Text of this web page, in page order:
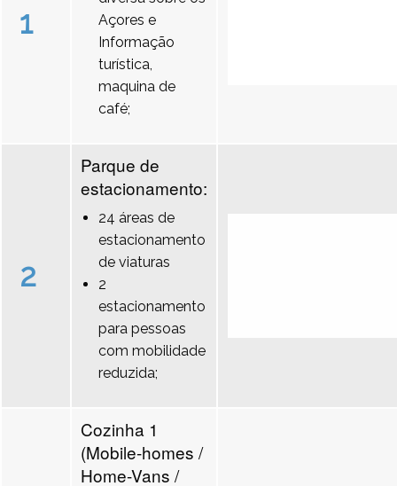
1
Açores e
Informação
turística,
maquina de
café;
2
Parque de
estacionamento:
24 áreas de
estacionamento
de viaturas
2
estacionamento
para pessoas
com mobilidade
reduzida;
Cozinha 1
(Mobile-homes /
Home-Vans /